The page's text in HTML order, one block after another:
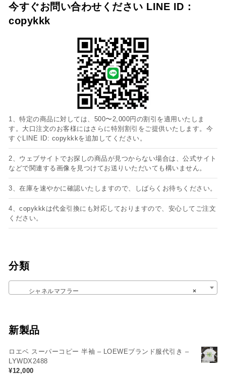
今すぐお問い合わせください LINE ID：
copykkk
1、特定の商品に対しては、500〜2,000円の割引を適用いたしま
す。大口注文のお客様にはさらに特別割引をご提供いたします。今
すぐLINE ID: copykkkを追加してください。
2、ウェブサイトでお探しの商品が見つからない場合は、公式サイト
などで関連する画像を見つけてお送りいただいても構いません。
3、在庫を速やかに確認いたしますので、しばらくお待ちください。
4、copykkkは代金引換にも対応しておりますので、安心してご注文
ください。
分類
×
シャネルマフラー
新製品
ロエベ スーパーコピー 半袖 – LOEWEブランド服代引き –
LYWDX2488
¥12,000